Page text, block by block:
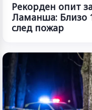
Рекорден опит
Ламанша: Близо
след пожар